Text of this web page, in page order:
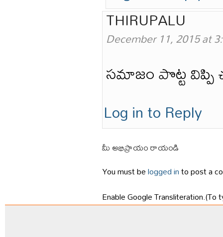
THIRUPALU
December 11, 2015 at
సమాజం పొట్ట
Log in to Reply
మీ అభిప్రాయం రాయండి
You must belogged into post a
Enable Google